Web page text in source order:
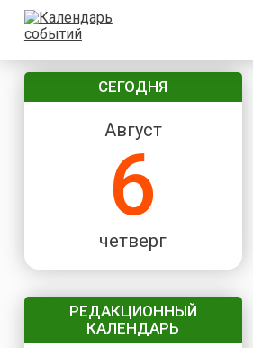
СЕГОДНЯ
Август
6
четверг
РЕДАКЦИОННЫЙ
КАЛЕНДАРЬ